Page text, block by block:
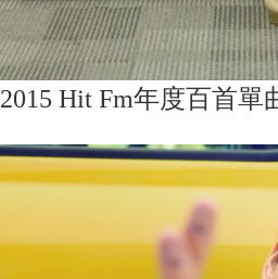
2015 Hit Fm年度百首